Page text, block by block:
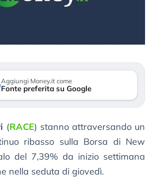
Aggiungi Money.it come
Fonte preferita su Google
(RACE) stanno attraversando un
ribasso sulla Borsa di New
del 7,39% da inizio settimana
nella seduta di giovedì.